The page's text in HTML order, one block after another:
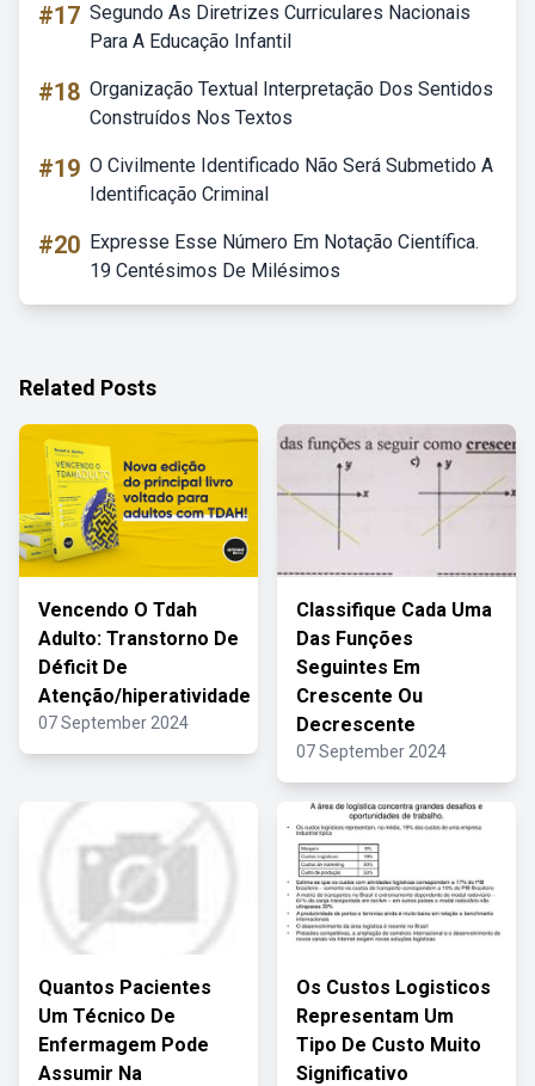
#17 Segundo As Diretrizes Curriculares Nacionais
Para A Educação Infantil
#18 Organização Textual Interpretação Dos Sentidos
Construídos Nos Textos
#19 O Civilmente Identificado Não Será Submetido A
Identificação Criminal
#20 Expresse Esse Número Em Notação Científica.
19 Centésimos De Milésimos
Related Posts
Vencendo O Tdah
Adulto: Transtorno De
Déficit De
Atenção/hiperatividade
07 September 2024
Classifique Cada Uma
Das Funções
Seguintes Em
Crescente Ou
Decrescente
07 September 2024
Quantos Pacientes
Um Técnico De
Enfermagem Pode
Assumir Na
Os Custos Logisticos
Representam Um
Tipo De Custo Muito
Significativo